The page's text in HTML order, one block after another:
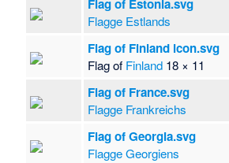
Flag of Estonia.svg
Flagge Estlands
Flag of Finland icon.svg
Flag of Finland 18 × 11
Flag of France.svg
Flagge Frankreichs
Flag of Georgia.svg
Flagge Georgiens